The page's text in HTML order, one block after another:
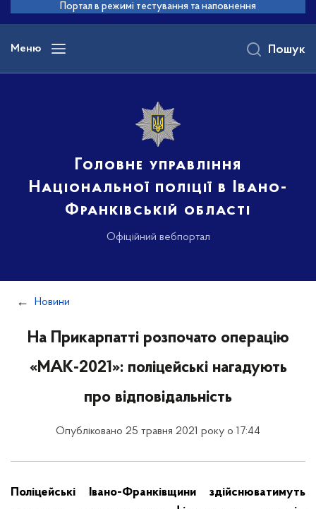
основного
вмісту
Портал в режимі тестування та наповнення
Меню
Головне управління
Національної поліції в Івано-
Франківській області
Офіційний вебпортал
Пошук
Новини
На Прикарпатті розпочато операцію
«МАК-2021»: поліцейські нагадують
про відповідальність
Опубліковано 25 травня 2021 року о 17:44
Поліцейські Івано-Франківщини здійснюватимуть